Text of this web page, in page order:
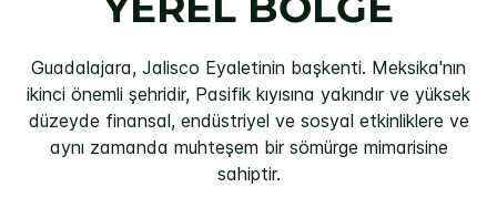
Guadalajara, Jalisco Eyaletinin başkenti. Meksika'nın
ikinci önemli şehridir, Pasifik kıyısına yakındır ve yüksek
düzeyde finansal, endüstriyel ve sosyal etkinliklere ve
aynı zamanda muhteşem bir sömürge mimarisine
sahiptir.